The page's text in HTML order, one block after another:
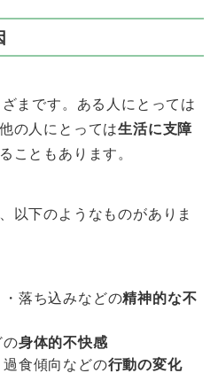
まです。ある人にとっては
の人にとっては生活に支障
こともあります。
以下のようなものがありま
落ち込みなどの精神的な不
の身体的不快感
食傾向などの行動の変化